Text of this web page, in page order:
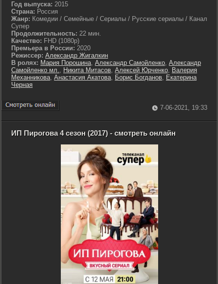
Год выпуска: 2015
Страна: Россия
Жанр: Комедии / Семейные / Сериалы / Русские сериалы / Канал
Супер
Продолжительность: 22 мин.
Качество: FHD (1080p)
Премьера в России: 2020
Режиссер: Александр Жигалкин
В ролях: Мария Порошина, Александр Самойленко, Александр
Самойленко мл., Никита Митасов, Алексей Юрченко, Валерия
Механникова, Анастасия Акатова, Борис Богданов, Екатерина
Черная
7-06-2021, 19:33
ИП Пирогова 4 сезон (2017) - смотреть онлайн